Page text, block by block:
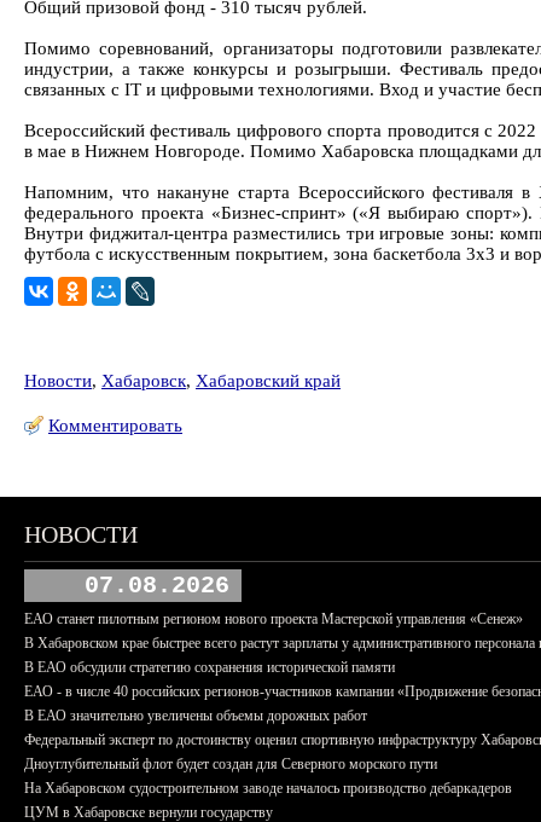
Общий призовой фонд - 310 тысяч рублей.
Помимо соревнований, организаторы подготовили
индустрии, а также конкурсы и розыгрыши. Фестиваль
связанных с IT и цифровыми технологиями. Вход и участие
Всероссийский фестиваль цифрового спорта проводится с
в мае в Нижнем Новгороде. Помимо Хабаровска площадками
Напомним, что накануне старта Всероссийского фестиваля
федерального проекта «Бизнес-спринт» («Я выбираю
Внутри фиджитал-центра разместились три игровые зоны:
футбола с искусственным покрытием, зона баскетбола 3х3 и
Новости, Хабаровск, Хабаровский край
Комментировать
НОВОСТИ
07.08.2026
ЕАО станет пилотным регионом нового проекта Мастерской управления «Сенеж»
В Хабаровском крае быстрее всего растут зарплаты у административного персонала
В ЕАО обсудили стратегию сохранения исторической памяти
ЕАО - в числе 40 российских регионов-участников кампании «Продвижение
В ЕАО значительно увеличены объемы дорожных работ
Федеральный эксперт по достоинству оценил спортивную инфраструктуру
Дноуглубительный флот будет создан для Северного морского пути
На Хабаровском судостроительном заводе началось производство дебаркадеров
ЦУМ в Хабаровске вернули государству